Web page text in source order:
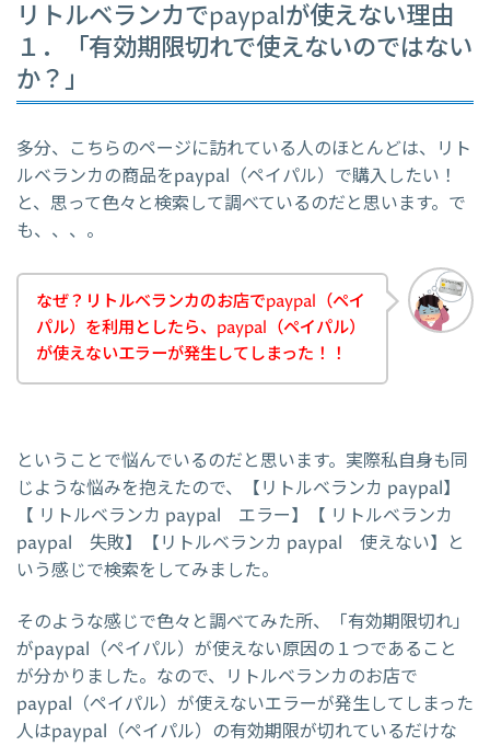
リトルベランカでpaypalが使えない理由
１．「有効期限切れで使えないのではない
か？」
多分、こちらのページに訪れている人のほとんどは、リト
ルベランカの商品をpaypal（ペイパル）で購入したい！
と、思って色々と検索して調べているのだと思います。で
も、、、。
なぜ？リトルベランカのお店でpaypal（ペイ
パル）を利用としたら、paypal（ペイパル）
が使えないエラーが発生してしまった！！
ということで悩んでいるのだと思います。実際私自身も同
じような悩みを抱えたので、【リトルベランカ paypal】
【 リトルベランカ paypal エラー】【 リトルベランカ
paypal 失敗】【リトルベランカ paypal 使えない】と
いう感じで検索をしてみました。
そのような感じで色々と調べてみた所、「有効期限切れ」
がpaypal（ペイパル）が使えない原因の１つであること
が分かりました。なので、リトルベランカのお店で
paypal（ペイパル）が使えないエラーが発生してしまった
人はpaypal（ペイパル）の有効期限が切れているだけな